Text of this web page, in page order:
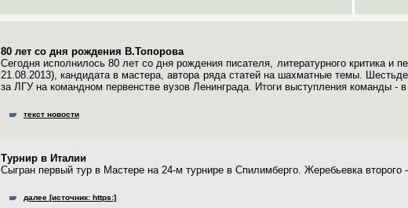
80 лет со дня рождения В.Топорова
Сегодня исполнилось 80 лет со дня рождения писателя, литературного критика и
21.08.2013), кандидата в мастера, автора ряда статей на шахматные темы.
за ЛГУ на командном первенстве вузов Ленинграда. Итоги выступления команды -
текст новости
Турнир в Италии
Сыгран первый тур в Мастере на 24-м турнире в Спилимберго. Жеребьевка второго
далее [источник: https:]